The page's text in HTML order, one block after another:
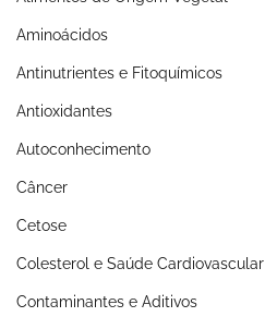
Aminoácidos
Antinutrientes e Fitoquímicos
Antioxidantes
Autoconhecimento
Câncer
Cetose
Colesterol e Saúde Cardiovascular
Contaminantes e Aditivos